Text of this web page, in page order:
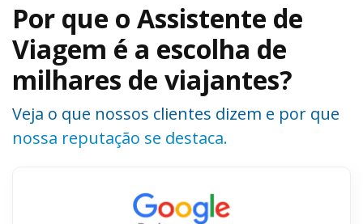
Por que o Assistente de
Viagem é a escolha de
milhares de viajantes?
Veja o que nossos clientes dizem e por que
nossa reputação se destaca.